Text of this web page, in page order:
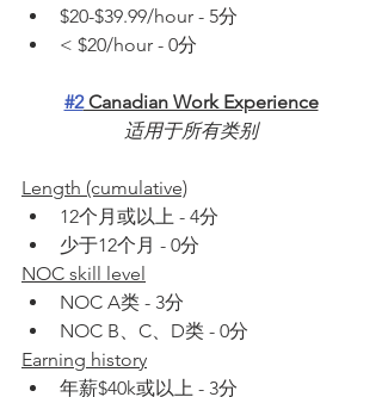
$20-$39.99/hour - 5分
< $20/hour - 0分
#2 Canadian Work Experience
适用于所有类别
Length (cumulative)
12个月或以上 - 4分
少于12个月 - 0分
NOC skill level
NOC A类 - 3分
NOC B、C、D类 - 0分
Earning history
年薪$40k或以上 - 3分